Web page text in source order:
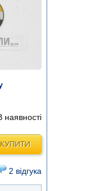
наявності
КУПИТИ
2 відгука